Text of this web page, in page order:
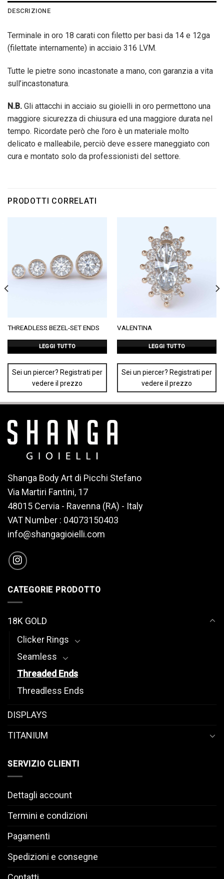
DESCRIZIONE
Terminale in oro 18 carati con filetto per basi da 14 e 12ga
(filettate internamente) in acciaio 316 LVM.
Tutte le pietre sono incastonate a mano, con garanzia a vita
sull’incastonatura.
N.B. Gli attacchi in acciaio su gioielli in oro permettono una
maggiore sicurezza di chiusura ed una maggiore durata nel
tempo. Ricordate però che l’oro è un materiale molto
delicato e malleabile, perciò deve essere maneggiato con
cura e montato solo da professionisti del settore.
PRODOTTI CORRELATI
THREADLESS BEZEL-SET ENDS
LEGGI TUTTO
Sei un piercer? Registrati per
vedere il prezzo
VALENTINA
LEGGI TUTTO
Sei un piercer? Registrati per
vedere il prezzo
Shanga Body Art di Picchi Stefano
Via Martiri Fantini, 17
48015 Cervia - Ravenna (RA) - Italy
VAT Number : 04073150403
info@shangagioielli.com
CATEGORIE PRODOTTO
18K GOLD
Clicker Rings
Seamless
Threaded Ends
Threadless Ends
DISPLAYS
TITANIUM
SERVIZIO CLIENTI
Dettagli account
Termini e condizioni
Pagamenti
Spedizioni e consegne